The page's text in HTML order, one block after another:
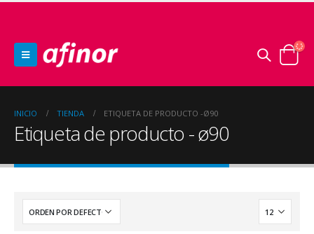
INICIO TIENDA ETIQUETA DE PRODUCTO -Ø90
Etiqueta de producto - ø90